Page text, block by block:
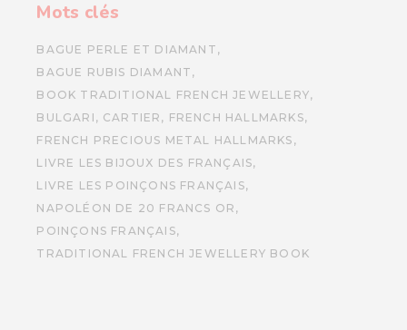
Mots clés
BAGUE PERLE ET DIAMANT
BAGUE RUBIS DIAMANT
BOOK TRADITIONAL FRENCH JEWELLERY
BULGARI
CARTIER
FRENCH HALLMARKS
FRENCH PRECIOUS METAL HALLMARKS
LIVRE LES BIJOUX DES FRANÇAIS
LIVRE LES POINÇONS FRANÇAIS
NAPOLÉON DE 20 FRANCS OR
POINÇONS FRANÇAIS
TRADITIONAL FRENCH JEWELLERY BOOK